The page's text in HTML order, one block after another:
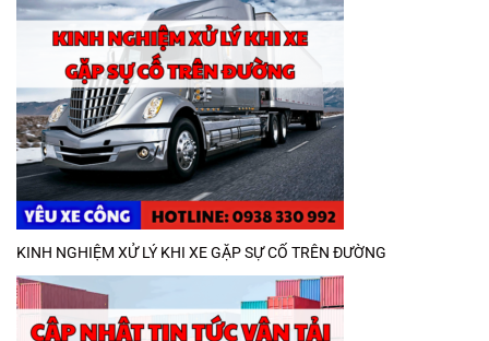
KINH NGHIỆM XỬ LÝ KHI XE GẶP SỰ CỐ TRÊN ĐƯỜNG